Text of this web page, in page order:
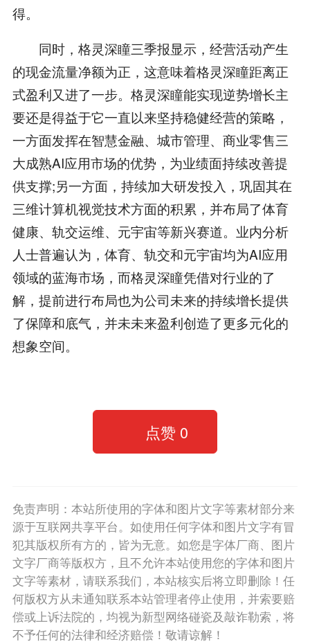
得。
同时，格灵深瞳三季报显示，经营活动产生
的现金流量净额为正，这意味着格灵深瞳距离正
式盈利又进了一步。格灵深瞳能实现逆势增长主
要还是得益于它一直以来坚持稳健经营的策略，
一方面发挥在智慧金融、城市管理、商业零售三
大成熟AI应用市场的优势，为业绩面持续改善提
供支撑;另一方面，持续加大研发投入，巩固其在
三维计算机视觉技术方面的积累，并布局了体育
健康、轨交运维、元宇宙等新兴赛道。业内分析
人士普遍认为，体育、轨交和元宇宙均为AI应用
领域的蓝海市场，而格灵深瞳凭借对行业的了
解，提前进行布局也为公司未来的持续增长提供
了保障和底气，并未未来盈利创造了更多元化的
想象空间。
点赞 0
免责声明：本站所使用的字体和图片文字等素材部分来
源于互联网共享平台。如使用任何字体和图片文字有冒
犯其版权所有方的，皆为无意。如您是字体厂商、图片
文字厂商等版权方，且不允许本站使用您的字体和图片
文字等素材，请联系我们，本站核实后将立即删除！任
何版权方从未通知联系本站管理者停止使用，并索要赔
偿或上诉法院的，均视为新型网络碰瓷及敲诈勒索，将
不予任何的法律和经济赔偿！敬请谅解！